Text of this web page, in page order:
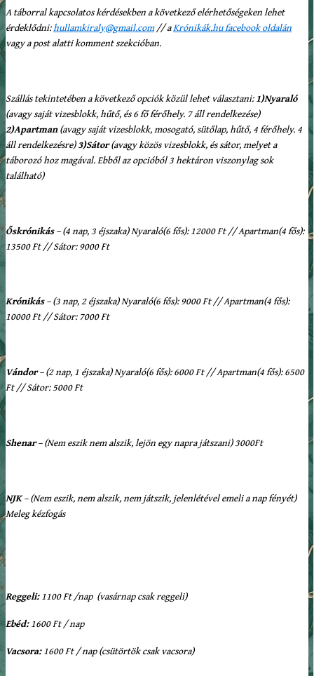
A táborral kapcsolatos kérdésekben a következő elérhetőségeken lehet
érdeklődni:hullamkiraly@gmail.com// aKrónikák.hu facebook oldalán
vagy a post alatti komment szekcióban.
Szállás tekintetében a következő opciók közül lehet választani:1)Nyaraló
(avagy saját vizesblokk, hűtő, és 6 fő férőhely. 7 áll rendelkezése)
2)Apartman(avagy saját vizesblokk, mosogató, sütőlap, hűtő, 4 férőhely. 4
áll rendelkezésre)3)Sátor(avagy közös vizesblokk, és sátor, melyet a
táborozó hoz magával. Ebből az opcióból 3 hektáron viszonylag sok
található)
Őskrónikás– (4 nap, 3 éjszaka) Nyaraló(6 fős): 12000 Ft // Apartman(4 fős):
13500 Ft // Sátor: 9000 Ft
Krónikás– (3 nap, 2 éjszaka) Nyaraló(6 fős): 9000 Ft // Apartman(4 fős):
10000 Ft // Sátor: 7000 Ft
Vándor– (2 nap, 1 éjszaka) Nyaraló(6 fős): 6000 Ft // Apartman(4 fős): 6500
Ft // Sátor: 5000 Ft
Shenar– (Nem eszik nem alszik, lejön egy napra játszani) 3000Ft
NJK– (Nem eszik, nem alszik, nem játszik, jelenlétével emeli a nap fényét)
Meleg kézfogás
Reggeli:1100 Ft /nap (vasárnap csak reggeli)
Ebéd:1600 Ft / nap
Vacsora:1600 Ft / nap (csütörtök csak vacsora)